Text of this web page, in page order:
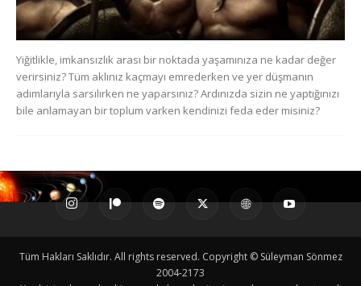
Yiğitlikle, imkansızlık arası bir noktada yaşamınıza ne kadar değer
verirsiniz? Tüm aklınız kaçmayı emrederken ve yer düşmanın
adımlarıyla sarsılırken ne yaparsınız? Ardınızda sizin ne yaptığınızı
bile anlamayan bir toplum varken kendinizi feda eder misiniz?
Tüm Hakları Saklıdır. All rights reserved. Copyright © Süleyman Sönmez
2004-2173